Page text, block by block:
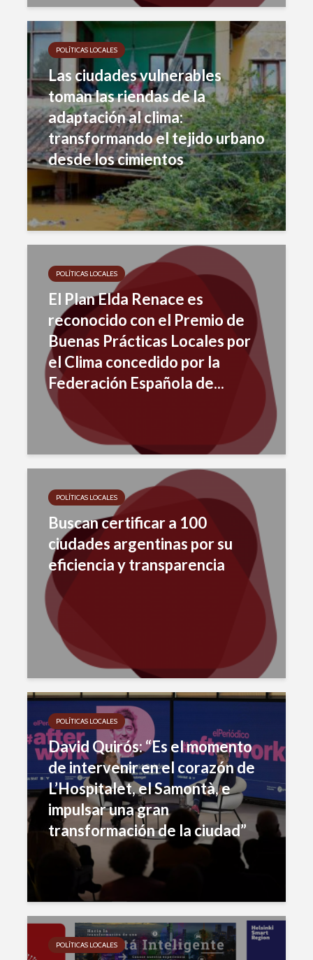
POLÍTICAS LOCALES
Las ciudades vulnerables
toman las riendas de la
adaptación al clima:
transformando el tejido urbano
desde los cimientos
POLÍTICAS LOCALES
El Plan Elda Renace es
reconocido con el Premio de
Buenas Prácticas Locales por
el Clima concedido por la
Federación Española de...
POLÍTICAS LOCALES
Buscan certificar a 100
ciudades argentinas por su
eficiencia y transparencia
POLÍTICAS LOCALES
David Quirós: “Es el momento
de intervenir en el corazón de
L’Hospitalet, el Samontà, e
impulsar una gran
transformación de la ciudad”
POLÍTICAS LOCALES